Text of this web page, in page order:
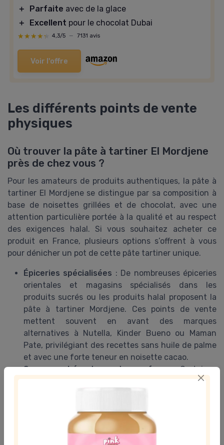
＋
Parfaite avec de la glace
＋
Excellent pour le chocolat Dubai
★★★★★
★★★★★ 4,3/5 — 7131 avis
Voir l'offre
Les différents points de vente
physiques
Où trouver la pâte à tartiner El Mordjene
près de chez vous ?
Pour les amateurs de produits authentiques, la pâte à
tartiner El Mordjene se distingue par sa composition à
base de noisettes grillées et de chocolat, avec une
attention particulière portée à la qualité et au respect
des exigences halal. Si vous souhaitez acheter ce
produit en France, plusieurs options s’offrent à vous
pour dénicher un pot de cette pâte tartiner unique.
Épiceries spécialisées : De nombreuses épiceries
orientales et magasins spécialisés dans les
produits sucrés ou les produits halal proposent la
pâte à tartiner Mordjene. Ces points de vente
mettent souvent en avant des marques
alternatives à Nutella, Kinder Bueno ou Maman
Pate, privilégiant des recettes sans huile de palme
et avec une forte teneur en noisette cacao.
Supermarchés et grandes surfaces: Certaines
grandes enseignes alimentaires en France
du monde ou aux offres halal. Il est conseillé de
vérifier la disponibilité sur la page produit du site
de l’enseigne avant de vous déplacer.